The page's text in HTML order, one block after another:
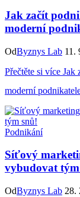
Jak začít
moderní
OdByznys Lab 11.
Přečtěte si více Jak
moderní
Podnikání
Síťový
vybudovat
OdByznys Lab 28.